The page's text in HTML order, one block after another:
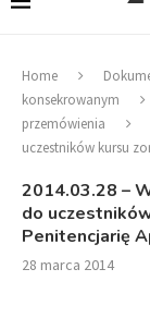
Home
konsekrowanym
przemówienia
uczestników kursu
2014.03.28 –
do
Penitencjarię
28 marca 2014